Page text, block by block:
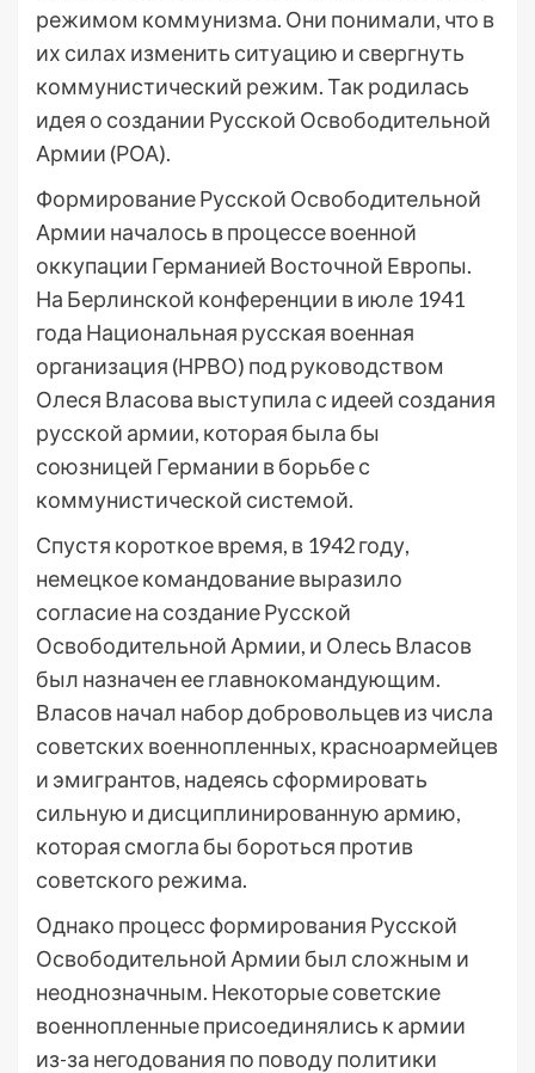
режимом коммунизма. Они понимали, что в
их силах изменить ситуацию и свергнуть
коммунистический режим. Так родилась
идея о создании Русской Освободительной
Армии (РОА).
Формирование Русской Освободительной
Армии началось в процессе военной
оккупации Германией Восточной Европы.
На Берлинской конференции в июле 1941
года Национальная русская военная
организация (НРВО) под руководством
Олеся Власова выступила с идеей создания
русской армии, которая была бы
союзницей Германии в борьбе с
коммунистической системой.
Спустя короткое время, в 1942 году,
немецкое командование выразило
согласие на создание Русской
Освободительной Армии, и Олесь Власов
был назначен ее главнокомандующим.
Власов начал набор добровольцев из числа
советских военнопленных, красноармейцев
и эмигрантов, надеясь сформировать
сильную и дисциплинированную армию,
которая смогла бы бороться против
советского режима.
Однако процесс формирования Русской
Освободительной Армии был сложным и
неоднозначным. Некоторые советские
военнопленные присоединялись к армии
из-за негодования по поводу политики